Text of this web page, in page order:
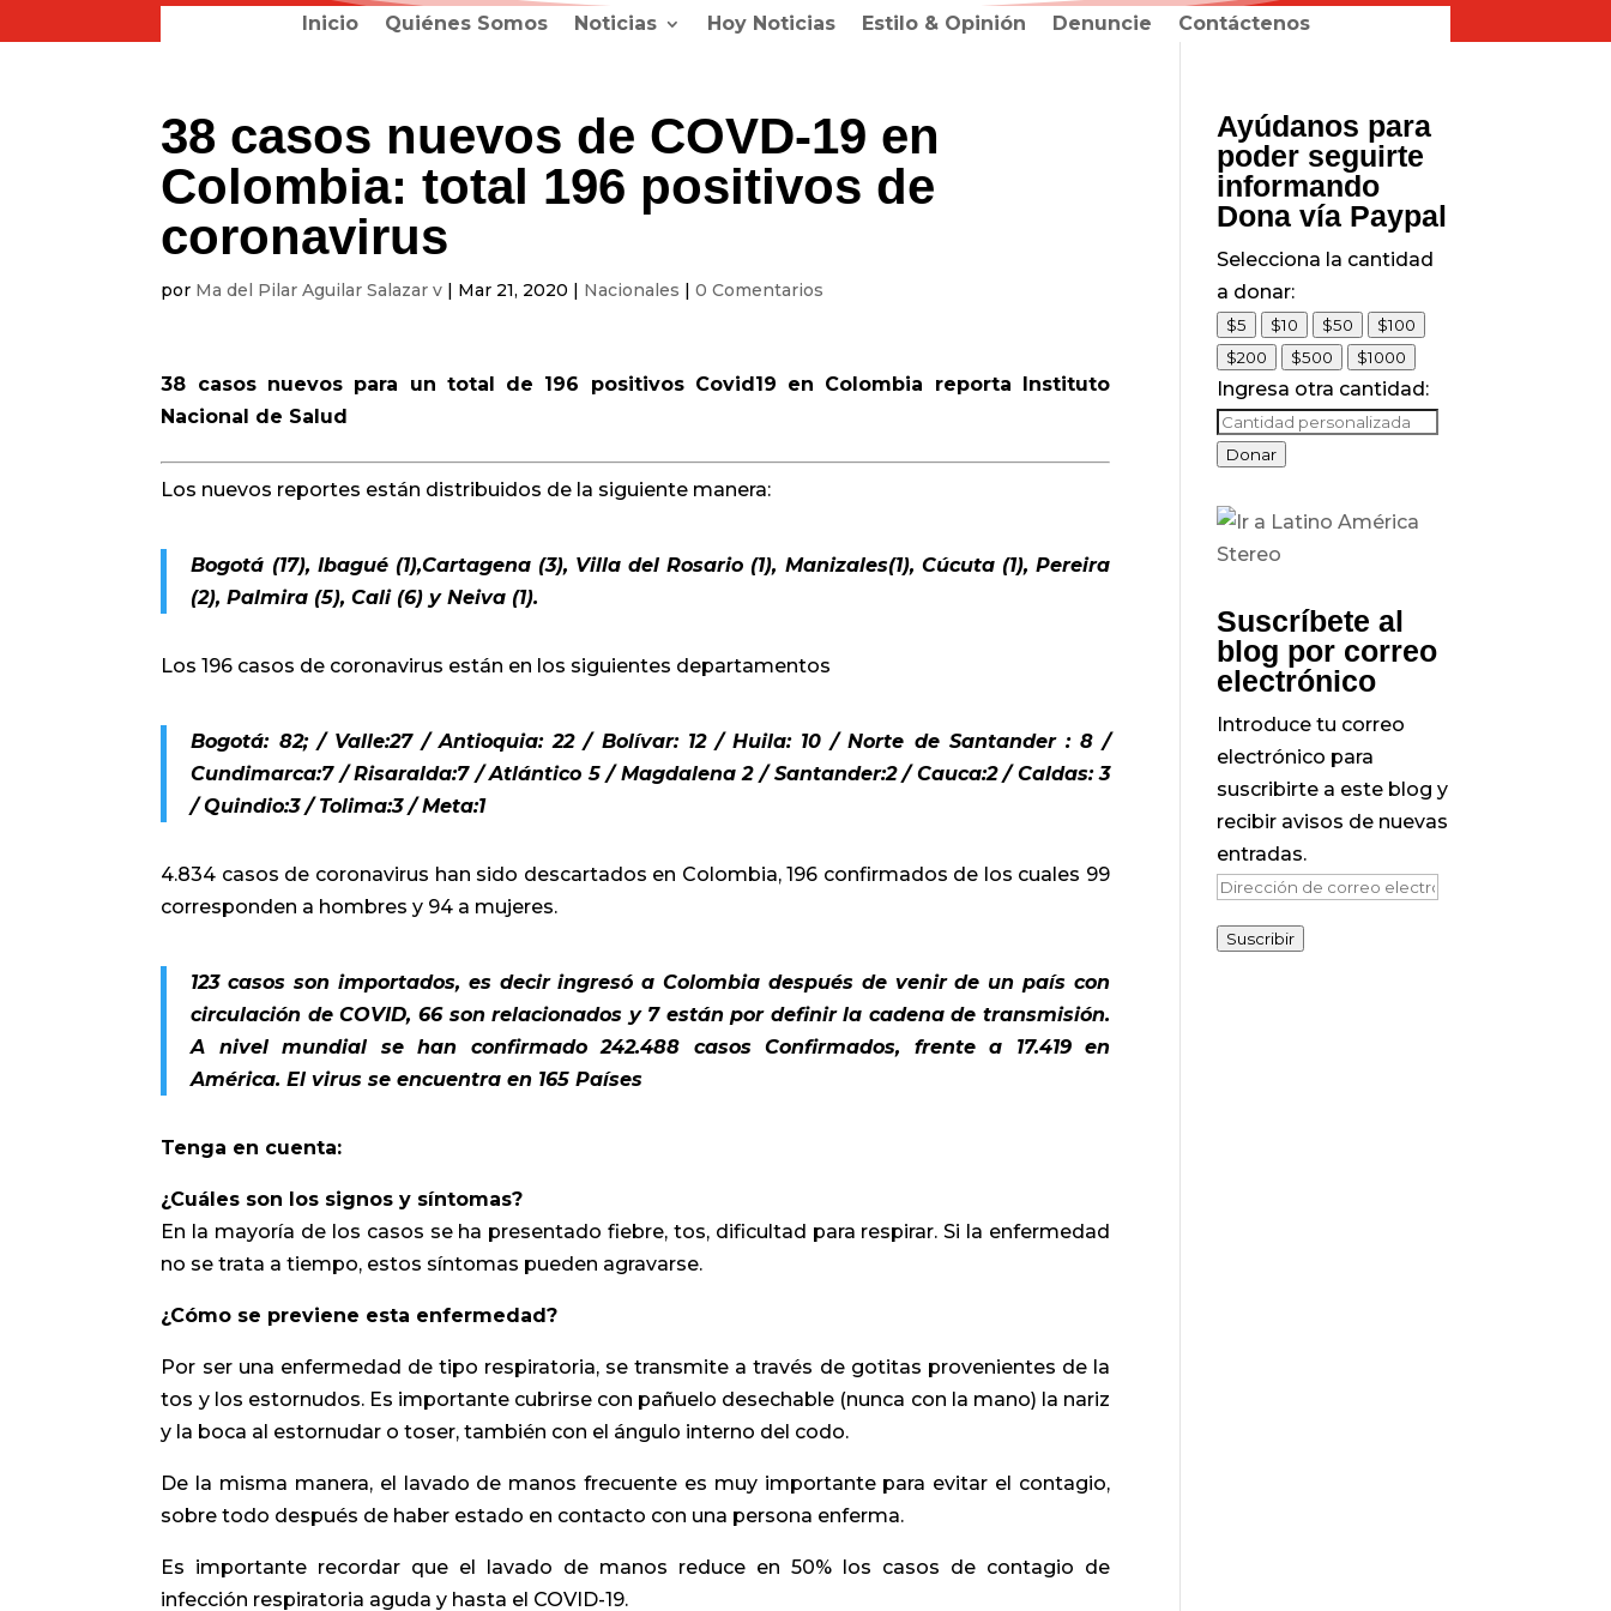
Inicio Quiénes Somos Noticias Hoy Noticias Estilo & Opinión Denuncie Contáctenos
38 casos nuevos de COVD-19 en
Colombia: total 196 positivos de
coronavirus
por Ma del Pilar Aguilar Salazar v | Mar 21, 2020 | Nacionales |0 Comentarios
38 casos nuevos para un total de 196 positivos Covid19 en Colombia reporta Instituto
Nacional de Salud
Los nuevos reportes están distribuidos de la siguiente manera:
Bogotá (17), Ibagué (1),Cartagena (3), Villa del Rosario (1), Manizales(1), Cúcuta (1), Pereira
(2), Palmira (5), Cali (6) y Neiva (1).
Los 196 casos de coronavirus están en los siguientes departamentos
Bogotá: 82; / Valle:27 /Antioquia: 22 / Bolívar: 12 / Huila: 10 /Norte de Santander : 8 /
Cundimarca:7 /Risaralda:7 /Atlántico 5 /Magdalena 2 /Santander:2 /Cauca:2 /Caldas: 3
/Quindio:3 /Tolima:3 /Meta:1
4.834 casos de coronavirus han sido descartados en Colombia, 196 confirmados de los cuales 99
corresponden a hombres y 94 a mujeres.
123 casos son importados, es decir ingresó a Colombia después de venir de un país con
circulación de COVID, 66 son relacionados y 7 están por definir la cadena de transmisión.
A nivel mundial se han confirmado 242.488 casos Confirmados, frente a 17.419 en
América. El virus se encuentra en 165 Países
Tenga en cuenta:
¿Cuáles son los signos y síntomas?
En la mayoría de los casos se ha presentado fiebre, tos, dificultad para respirar. Si la enfermedad
no se trata a tiempo, estos síntomas pueden agravarse.
¿Cómo se previene esta enfermedad?
Por ser una enfermedad de tipo respiratoria, se transmite a través de gotitas provenientes de la
tos y los estornudos. Es importante cubrirse con pañuelo desechable (nunca con la mano) la nariz
y la boca al estornudar o toser, también con el ángulo interno del codo.
De la misma manera, el lavado de manos frecuente es muy importante para evitar el contagio,
sobre todo después de haber estado en contacto con una persona enferma.
Es importante recordar que el lavado de manos reduce en 50% los casos de contagio de
infección respiratoria aguda y hasta el COVID-19.
Ayúdanos para
poder seguirte
informando
Dona vía Paypal
Selecciona la cantidad
a donar:
$5 $10 $50
$100
$200
$500 $1000
Ingresa otra cantidad:
Donar
Suscríbete al
blog por correo
electrónico
Introduce tu correo
electrónico para
suscribirte a este blog y
recibir avisos de nuevas
entradas.
Dirección
correo
Suscribir